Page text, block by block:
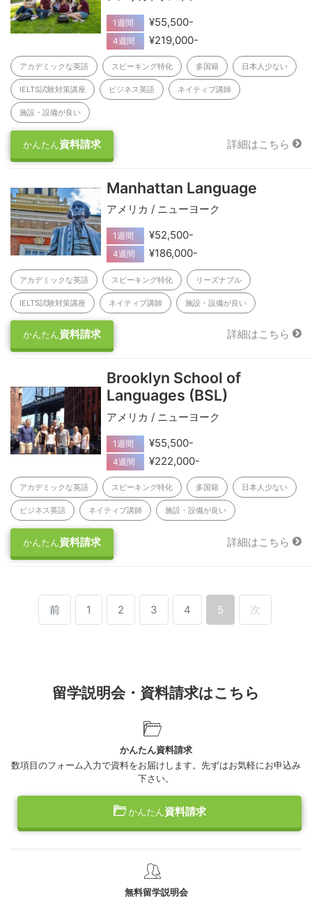
1週間 ¥55,500-
4週間 ¥219,000-
アカデミックな英語 スピーキング特化 多国籍 日本人少ない
IELTS試験対策講座 ビジネス英語 ネイティブ講師
施設・設備が良い
かんたん資料請求 詳細はこちら
Manhattan Language
アメリカ / ニューヨーク
1週間 ¥52,500-
4週間 ¥186,000-
アカデミックな英語 スピーキング特化 リーズナブル
IELTS試験対策講座 ネイティブ講師 施設・設備が良い
かんたん資料請求 詳細はこちら
Brooklyn School of
Languages (BSL)
アメリカ / ニューヨーク
1週間 ¥55,500-
4週間 ¥222,000-
アカデミックな英語 スピーキング特化 多国籍 日本人少ない
ビジネス英語 ネイティブ講師 施設・設備が良い
かんたん資料請求 詳細はこちら
前 1 2 3 4 5 次
留学説明会・資料請求はこちら
かんたん資料請求
数項目のフォーム入力で資料をお届けします。先ずはお気軽にお申込み
下さい。
かんたん資料請求
無料留学説明会